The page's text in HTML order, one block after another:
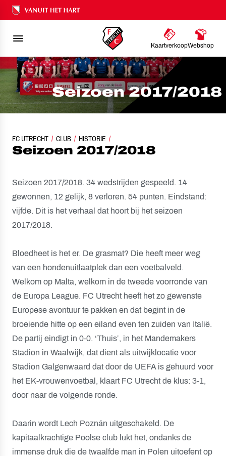
Ons nalatenschap
KaartverkoopWebshop
Seizoen 2017/2018
FC UTRECHT CLUB HISTORIE
SEIZOEN 2017/2018
Seizoen 2017/2018
Seizoen 2017/2018. 34 wedstrijden gespeeld. 14
gewonnen, 12 gelijk, 8 verloren. 54 punten. Eindstand:
vijfde. Dit is het verhaal dat hoort bij het seizoen
2017/2018.
Bloedheet is het er. De grasmat? Die heeft meer weg
van een hondenuitlaatplek dan een voetbalveld.
Welkom op Malta, welkom in de tweede voorronde van
de Europa League. FC Utrecht heeft het zo gewenste
Europese avontuur te pakken en dat begint in de
broeiende hitte op een eiland even ten zuiden van Italië.
De partij eindigt in 0-0. ‘Thuis’, in het Mandemakers
Stadion in Waalwijk, dat dient als uitwijklocatie voor
Stadion Galgenwaard dat door de UEFA is gehuurd voor
het EK-vrouwenvoetbal, klaart FC Utrecht de klus: 3-1,
door naar de volgende ronde.
Daarin wordt Lech Poznán uitgeschakeld. De
kapitaalkrachtige Poolse club lukt het, ondanks de
immense druk die de twaalfde man in Polen uitoefent op